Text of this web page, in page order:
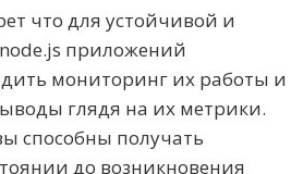
что для устойчивой и
приложений
мониторинг их работы и
глядя на их метрики.
способны получать
до возникновения